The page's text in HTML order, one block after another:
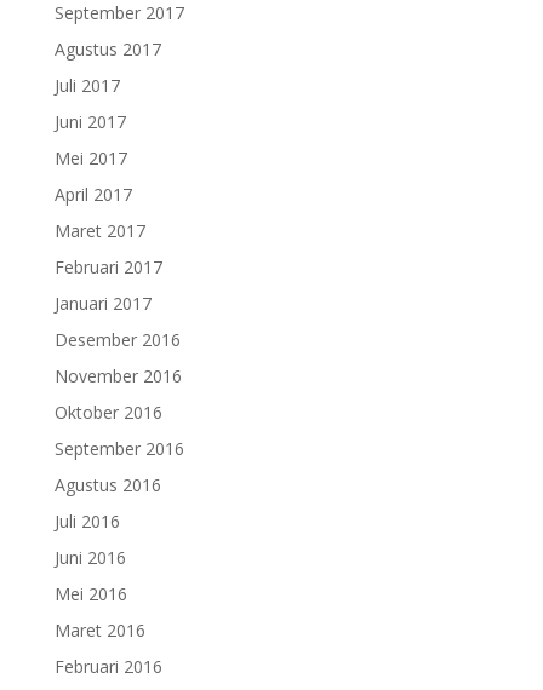
September 2017
Agustus 2017
Juli 2017
Juni 2017
Mei 2017
April 2017
Maret 2017
Februari 2017
Januari 2017
Desember 2016
November 2016
Oktober 2016
September 2016
Agustus 2016
Juli 2016
Juni 2016
Mei 2016
Maret 2016
Februari 2016